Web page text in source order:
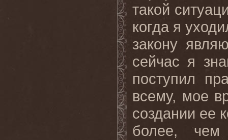
такой
когда я
закону
сейчас я
поступил
всему, мое
создании ее
более, чем